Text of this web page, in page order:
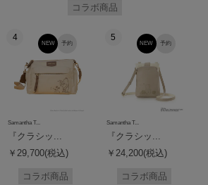
コラボ商品
4
予約
NEW
Samantha T...
『クラシッ...
￥29,700(税込)
コラボ商品
5
予約
NEW
Samantha T...
『クラシッ...
￥24,200(税込)
コラボ商品